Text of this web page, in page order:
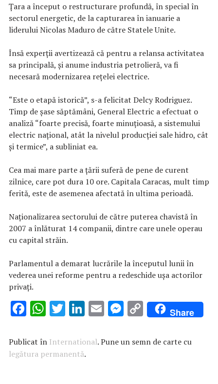
Ţara a început o restructurare profundă, în special în
sectorul energetic, de la capturarea în ianuarie a
liderului Nicolas Maduro de către Statele Unite.
Însă experţii avertizează că pentru a relansa activitatea
sa principală, şi anume industria petrolieră, va fi
necesară modernizarea reţelei electrice.
“Este o etapă istorică”, s-a felicitat Delcy Rodriguez.
Timp de şase săptămâni, General Electric a efectuat o
analiză “foarte precisă, foarte minuţioasă, a sistemului
electric naţional, atât la nivelul producţiei sale hidro, cât
şi termice”, a subliniat ea.
Cea mai mare parte a ţării suferă de pene de curent
zilnice, care pot dura 10 ore. Capitala Caracas, mult timp
ferită, este de asemenea afectată în ultima perioadă.
Naţionalizarea sectorului de către puterea chavistă în
2007 a înlăturat 14 companii, dintre care unele operau
cu capital străin.
Parlamentul a demarat lucrările la începutul lunii în
vederea unei reforme pentru a redeschide uşa actorilor
privaţi.
F
e
b
W
at
s
T
it
te
Li
k
e
E
ai
M
se
C
o
p
Share
Publicat în International. Pune un semn de carte cu
legătura permanentă.